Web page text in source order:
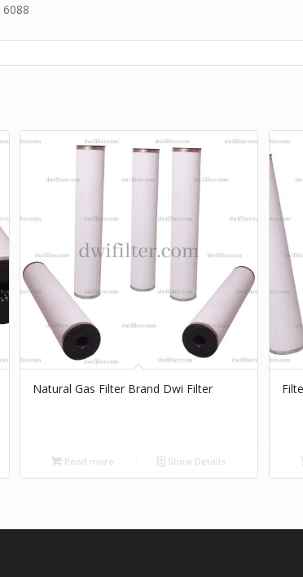
6088
Natural Gas Filter Brand Dwi Filter
Read more Show Details